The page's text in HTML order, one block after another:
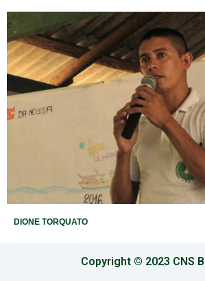
DIONE TORQUATO
Copyright © 2023 CNS